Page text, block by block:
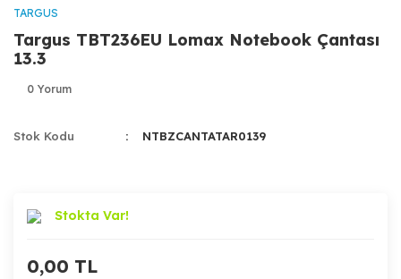
TARGUS
Targus TBT236EU Lomax Notebook Çantası
13.3
0 Yorum
Stok Kodu NTBZCANTATAR0139
Stokta Var!
0,00 TL